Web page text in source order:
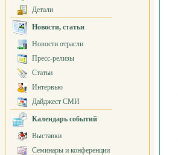
Детали
Новости, статьи
Новости отрасли
Пресс-релизы
Статьи
Интервью
Дайджест СМИ
Календарь событий
Выставки
Семинары и конференции